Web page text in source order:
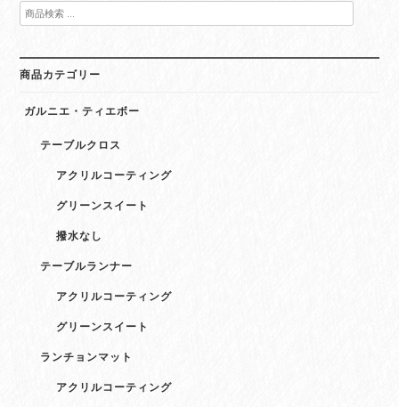
検
索
象:
商品カテゴリー
ガルニエ・ティエボー
テーブルクロス
アクリルコーティング
グリーンスイート
撥水なし
テーブルランナー
アクリルコーティング
グリーンスイート
ランチョンマット
アクリルコーティング